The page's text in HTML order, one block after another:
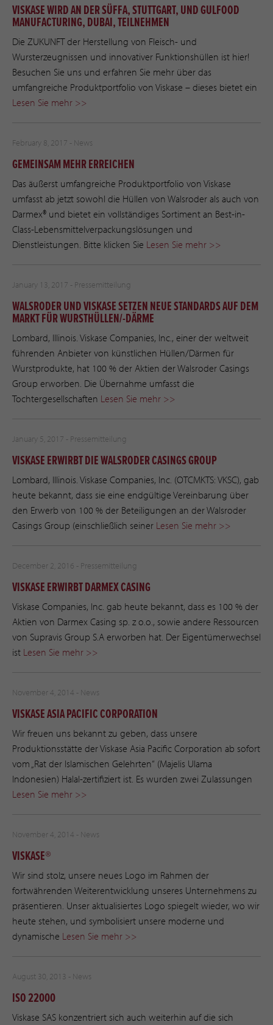
VISKASE WIRD AN DER SÜFFA, STUTTGART, UND GULFOOD
MANUFACTURING, DUBAI, TEILNEHMEN
Die ZUKUNFT der Herstellung von Fleisch- und
Wursterzeugnissen und innovativer Funktionshüllen ist hier!
Besuchen Sie uns und erfahren Sie mehr über das
umfangreiche Produktportfolio von Viskase – dieses bietet ein
Lesen Sie mehr >>
February 8, 2017 - News
GEMEINSAM MEHR ERREICHEN
Das äußerst umfangreiche Produktportfolio von Viskase
umfasst ab jetzt sowohl die Hüllen von Walsroder als auch von
Darmex® und bietet ein vollständiges Sortiment an Best-in-
Class-Lebensmittelverpackungslösungen und
Dienstleistungen. Bitte klicken Sie Lesen Sie mehr >>
January 13, 2017 - Pressemitteilung
WALSRODER UND VISKASE SETZEN NEUE STANDARDS AUF DEM
MARKT FÜR WURSTHÜLLEN/-DÄRME
Lombard, Illinois. Viskase Companies, Inc., einer der weltweit
führenden Anbieter von künstlichen Hüllen/Därmen für
Wurstprodukte, hat 100 % der Aktien der Walsroder Casings
Group erworben. Die Übernahme umfasst die
Tochtergesellschaften Lesen Sie mehr >>
January 5, 2017 - Pressemitteilung
VISKASE ERWIRBT DIE WALSRODER CASINGS GROUP
Lombard, Illinois. Viskase Companies, Inc. (OTCMKTS: VKSC), gab
heute bekannt, dass sie eine endgültige Vereinbarung über
den Erwerb von 100 % der Beteiligungen an der Walsroder
Casings Group (einschließlich seiner Lesen Sie mehr >>
December 2, 2016 - Pressemitteilung
VISKASE ERWIRBT DARMEX CASING
Viskase Companies, Inc. gab heute bekannt, dass es 100 % der
Aktien von Darmex Casing sp. z o.o., sowie andere Ressourcen
von Supravis Group S.A erworben hat. Der Eigentümerwechsel
ist Lesen Sie mehr >>
November 4, 2014 - News
VISKASE ASIA PACIFIC CORPORATION
Wir freuen uns bekannt zu geben, dass unsere
Produktionsstätte der Viskase Asia Pacific Corporation ab sofort
vom „Rat der Islamischen Gelehrten“ (Majelis Ulama
Indonesien) Halal-zertifiziert ist. Es wurden zwei Zulassungen
Lesen Sie mehr >>
November 4, 2014 - News
VISKASE®
Wir sind stolz, unsere neues Logo im Rahmen der
fortwährenden Weiterentwicklung unseres Unternehmens zu
präsentieren. Unser aktualisiertes Logo spiegelt wieder, wo wir
heute stehen, und symbolisiert unsere moderne und
dynamische Lesen Sie mehr >>
August 30, 2013 - News
ISO 22000
Viskase SAS konzentriert sich auch weiterhin auf die sich